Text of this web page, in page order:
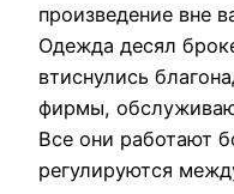
произведение вне
Одежда десял
втиснулись
фирмы,
Все они работают
регулируются